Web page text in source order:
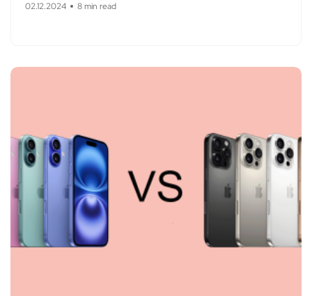
02.12.2024 8 min read